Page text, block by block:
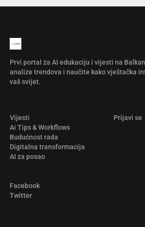
Prvi portal za AI edukaciju i vijesti na
analize trendova i naučite kako vještačka
vaš svijet.
Vijesti
Ai Tips & Workflows
Budućnost rada
Digitalna transformacija
AI za posao
Prijavi se
Facebook
Twitter